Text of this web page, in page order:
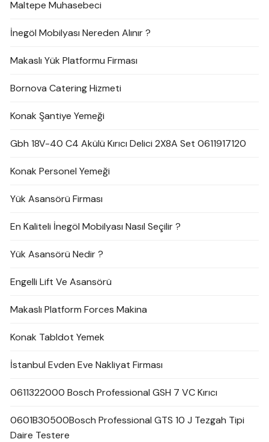
Maltepe Muhasebeci
İnegöl Mobilyası Nereden Alınır ?
Makaslı Yük Platformu Firması
Bornova Catering Hizmeti
Konak Şantiye Yemeği
Gbh 18V-40 C4 Akülü Kırıcı Delici 2X8A Set 0611917120
Konak Personel Yemeği
Yük Asansörü Firması
En Kaliteli İnegöl Mobilyası Nasıl Seçilir ?
Yük Asansörü Nedir ?
Engelli Lift Ve Asansörü
Makaslı Platform Forces Makina
Konak Tabldot Yemek
İstanbul Evden Eve Nakliyat Firması
0611322000 Bosch Professional GSH 7 VC Kırıcı
0601B30500Bosch Professional GTS 10 J Tezgah Tipi
Daire Testere